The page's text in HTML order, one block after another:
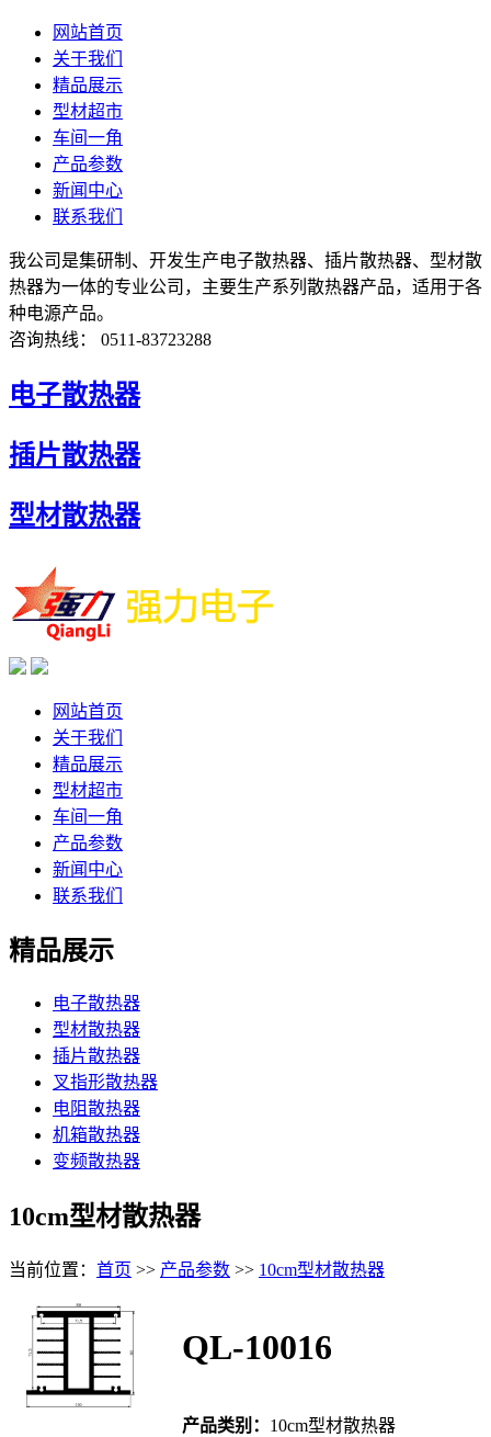
网站首页
关于我们
精品展示
型材超市
车间一角
产品参数
新闻中心
联系我们
我公司是集研制、开发生产电子散热器、插片散热器、型材散
热器为一体的专业公司，主要生产系列散热器产品，适用于各
种电源产品。
咨询热线： 0511-83723288
电子散热器
插片散热器
型材散热器
网站首页
关于我们
精品展示
型材超市
车间一角
产品参数
新闻中心
联系我们
精品展示
电子散热器
型材散热器
插片散热器
叉指形散热器
电阻散热器
机箱散热器
变频散热器
10cm型材散热器
当前位置： 首页 >> 产品参数 >> 10cm型材散热器
QL-10016
产品类别： 10cm型材散热器